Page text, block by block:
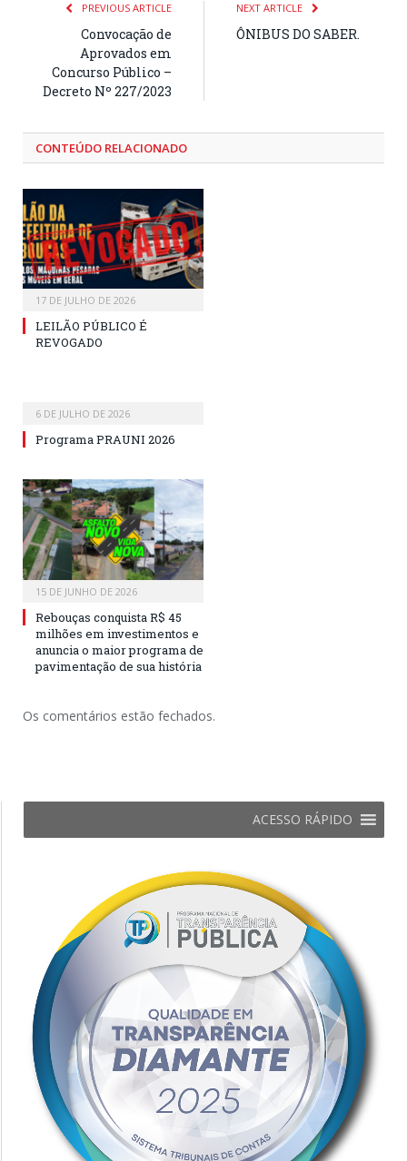
PREVIOUS ARTICLE
Convocação de
Aprovados em
Concurso Público –
Decreto Nº 227/2023
NEXT ARTICLE
ÔNIBUS DO SABER.
CONTEÚDO RELACIONADO
17 DE JULHO DE 2026
LEILÃO PÚBLICO É
REVOGADO
6 DE JULHO DE 2026
Programa PRAUNI 2026
15 DE JUNHO DE 2026
Rebouças conquista R$ 45
milhões em investimentos e
anuncia o maior programa de
pavimentação de sua história
Os comentários estão fechados.
ACESSO RÁPIDO